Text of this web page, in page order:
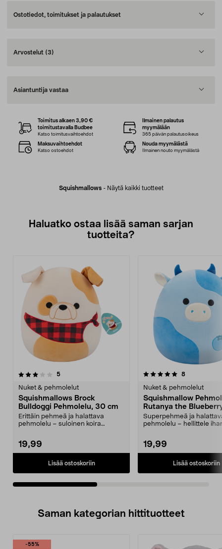
Ostotiedot, toimitukset ja palautukset
Arvostelut (3)
Asiantuntija vastaa
Squishmallows- Näytä kaikki tuotteet
Toimitus alkaen 3,90 €
toimitustavalla Budbee
Katso toimitusvaihtoehdot
Ilmainen palautus
myymälään
365 päivän palautusoikeus
Maksuvaihtoehdot
Katso ostoehdot
Nouda myymälästä
Ilmainen nouto myymälästä
Haluatko ostaa lisää saman sarjan
tuotteita?
5arvostelut
Nuket & pehmolelut
Squishmallows Brock
Bulldoggi Pehmolelu, 30 cm
Erittäin pehmeä ja halattava
pehmolelu – suloinen koira
19,99
Lisää ostoskoriin
5.0viidestä
8arvostelut
Nuket & pehmolelut
Squishmallow
Rutanya the
30 cm
Superpehmeä ja
pehmolelu – hellittele
19,99
Lisää ostoskoriin
5.0viidestä
Saman kategorian hittituotteet
-55%